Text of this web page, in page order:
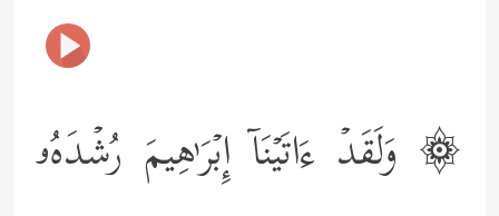
۞ وَلَقَدۡ ءَاتَیۡنَاۤ إِبۡرَ ٰ⁠هِیمَ رُشۡدَهُۥ